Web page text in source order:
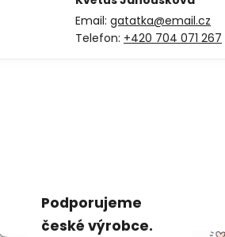
Email: gatatka@email.cz
Telefon: +420 704 071 267
Podporujeme
české výrobce.